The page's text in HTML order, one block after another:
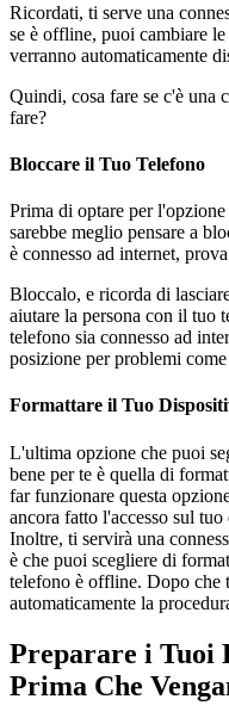
Ricordati, ti serve una
se è offline, puoi cambiare
verranno automaticamente
Quindi, cosa fare se c'è una
fare?
Bloccare il Tuo Telefono
Prima di optare per
sarebbe meglio pensare a
è connesso ad internet,
Bloccalo, e ricorda di
aiutare la persona con il tuo
telefono sia connesso ad
posizione per problemi
Formattare il Tuo
L'ultima opzione che puoi
bene per te è quella di
far funzionare questa
ancora fatto l'accesso sul
Inoltre, ti servirà una
è che puoi scegliere di
telefono è offline. Dopo che
automaticamente la
Preparare i Tuoi
Prima Che